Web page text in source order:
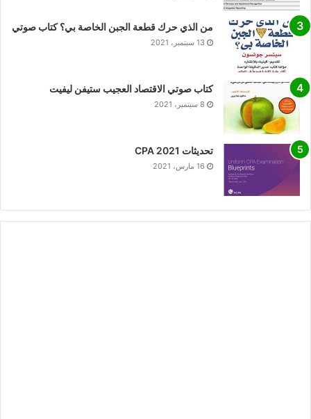
من الذي حرك قطعة الجبن الخاصة بي؟ كتاب صوتي
13 سبتمبر، 2021
كتاب صوتي الاقتصاد العجيب ستيفن ليفيت
8 سبتمبر، 2021
تحديثات CPA 2021
16 مارس، 2021